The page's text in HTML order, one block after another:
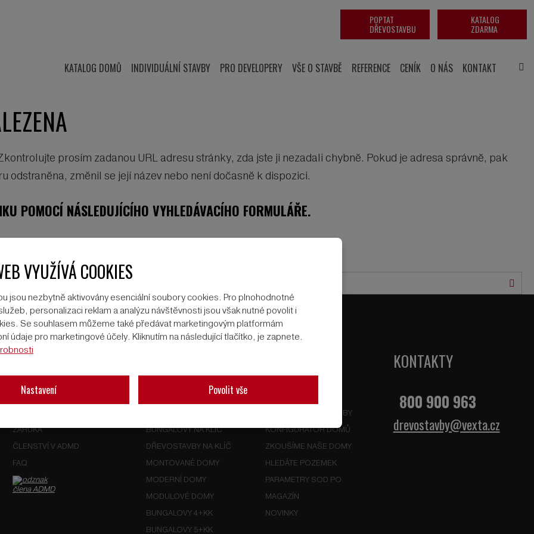
KATALOG DOMŮ INDIVIDUÁLNÍ STAVBY PRO DEVELOPERY VŠE O STAVBĚ REFERENCE CENÍK O NÁS KONTAKT
POPTAT
DŘEVOSTAVBU
KATALOG
ZDARMA
prosím zadanou URL adresu stránky, zda jste ji nezadali chybně. Pokud je adresa správně, pak
odstraněna, změnil se její název nebo není dočasně k dispozici.
POMOCÍ NÁSLEDUJÍCÍHO VYHLEDÁVACÍHO FORMULÁŘE.
PROČ VEXTA
ZÁRUKA
ČLENSTVÍ V ADMD
FAQ
BUNGALOVY NA KLÍČ
DŘEVOSTAVBY NA KLÍČ
MONTOVANÉ DOMY
MODERNÍ DOMY
MODULOVÉ DOMY
BUNGALOVY 4+KK
BUNGALOVY 5+KK
VÝHODY DŘEVOSTAVBY
KONFIGURÁTOR DOMŮ
ZKOUŠÍME NAŠE DOMY
HLEDÁTE POZEMEK
PARAMETRY SOD PO
MAGAZÍN
NOVINKY
KONTAKTY
800 900 963
drevostavby@vexta.cz
VYUŽÍVÁ COOKIES
jsou nezbytně aktivovány esenciální soubory cookies. Pro plnohodnotné
personalizaci reklam a analýzu návštěvnosti jsou však nutné povolit i
Se souhlasem můžeme také předávat marketingovým platformám
údaje pro marketingové účely. Kliknutím na následující tlačítko, je zapnete.
Nastavení Povolit vše